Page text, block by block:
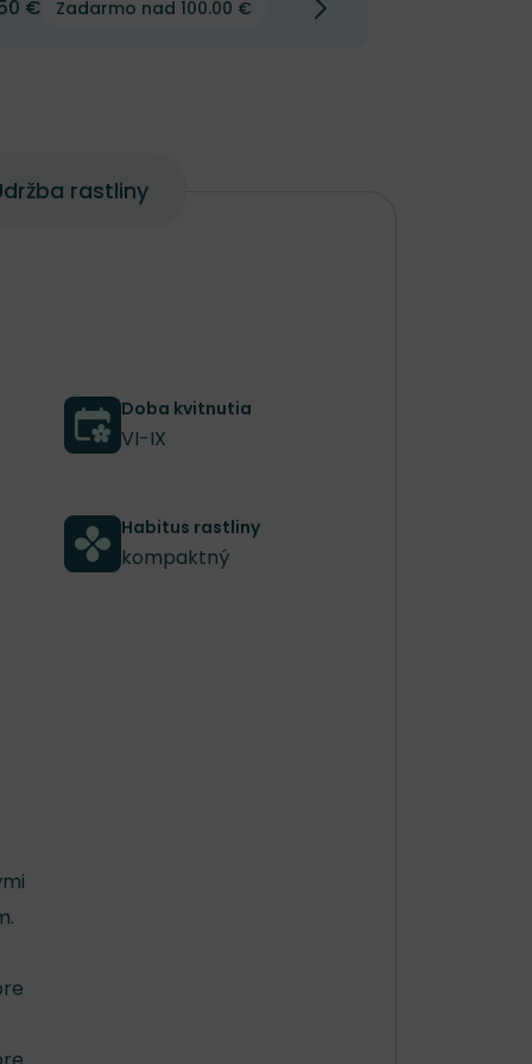
€ Zadarmo nad 100.00 €
rastliny
Doba kvitnutia
VI-IX
Habitus rastliny
kompaktný